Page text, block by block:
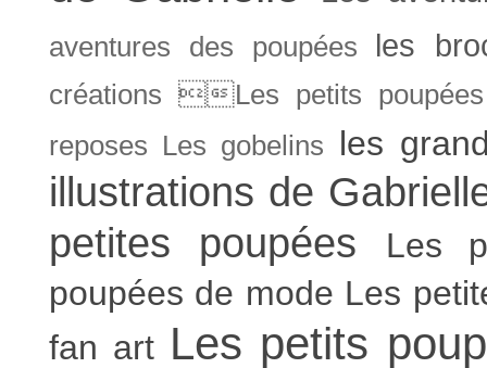
aventures des poupées les
créations Les petits
reposes Les gobelins les
illustrations de
petites poupées
Les
poupées de mode Les
fan art Les petits